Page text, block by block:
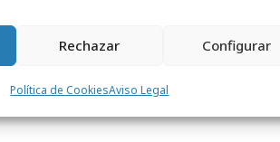
Rechazar Configurar
Política de CookiesAviso Legal